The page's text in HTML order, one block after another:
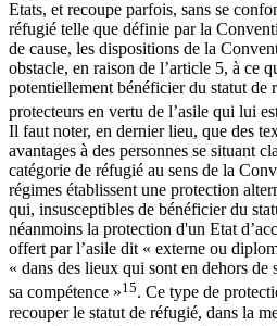
Etats, et recoupe parfois, sans se
réfugié telle que définie par la
de cause, les dispositions de la
obstacle, en raison de l’article 5, à ce
potentiellement bénéficier du statut de
protecteurs en vertu de l’asile qui lui
Il faut noter, en dernier lieu, que des
avantages à des personnes se situant
catégorie de réfugié au sens de la
régimes établissent une protection
qui, insusceptibles de bénéficier du
néanmoins la protection d'un Etat
offert par l’asile dit « externe ou
« dans des lieux qui sont en dehors
sa compétence »15. Ce type de
recouper le statut de réfugié, dans la